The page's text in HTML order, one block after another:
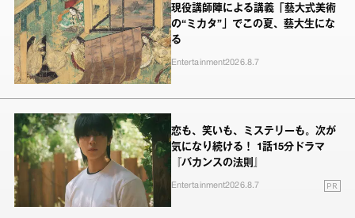
現役講師陣による講義「藝大式美術
の“ミカタ”」でこの夏、藝大生にな
る
Entertainment2026.8.7
恋も、笑いも、ミステリーも。次が
気になり続ける！ 1話15分ドラマ
『バカンスの法則』
Entertainment2026.8.7 PR